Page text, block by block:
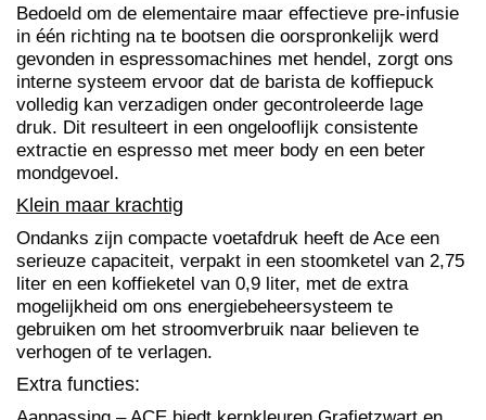
Bedoeld om de elementaire maar effectieve pre-infusie
in één richting na te bootsen die oorspronkelijk werd
gevonden in espressomachines met hendel, zorgt ons
interne systeem ervoor dat de barista de koffiepuck
volledig kan verzadigen onder gecontroleerde lage
druk. Dit resulteert in een ongelooflijk consistente
extractie en espresso met meer body en een beter
mondgevoel.
Klein maar krachtig
Ondanks zijn compacte voetafdruk heeft de Ace een
serieuze capaciteit, verpakt in een stoomketel van 2,75
liter en een koffieketel van 0,9 liter, met de extra
mogelijkheid om ons energiebeheersysteem te
gebruiken om het stroomverbruik naar believen te
verhogen of te verlagen.
Extra functies: